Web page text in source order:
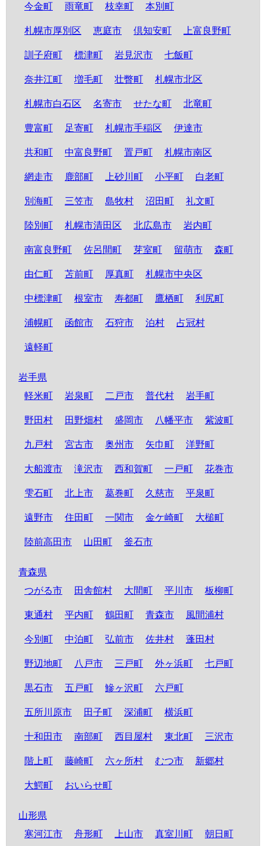
今金町 雨竜町 枝幸町 本別町
札幌市厚別区 恵庭市 倶知安町 上富良野町
訓子府町 標津町 岩見沢市 七飯町
奈井江町 増毛町 壮瞥町 札幌市北区
札幌市白石区 名寄市 せたな町 北竜町
豊富町 足寄町 札幌市手稲区 伊達市
共和町 中富良野町 置戸町 札幌市南区
網走市 鹿部町 上砂川町 小平町 白老町
別海町 三笠市 島牧村 沼田町 礼文町
陸別町 札幌市清田区 北広島市 岩内町
南富良野町 佐呂間町 芽室町 留萌市 森町
由仁町 苫前町 厚真町 札幌市中央区
中標津町 根室市 寿都町 鷹栖町 利尻町
浦幌町 函館市 石狩市 泊村 占冠村
遠軽町
岩手県
軽米町
岩泉町 二戸市 普代村 岩手町
野田村 田野畑村 盛岡市 八幡平市 紫波町
九戸村 宮古市 奥州市 矢巾町 洋野町
大船渡市 滝沢市 西和賀町 一戸町 花巻市
雫石町 北上市 葛巻町 久慈市 平泉町
遠野市 住田町 一関市 金ケ崎町 大槌町
陸前高田市 山田町 釜石市
青森県
つがる市
田舎館村 大間町 平川市 板柳町
東通村 平内町 鶴田町 青森市 風間浦村
今別町 中泊町 弘前市 佐井村 蓬田村
野辺地町 八戸市 三戸町 外ヶ浜町 七戸町
黒石市 五戸町 鰺ヶ沢町 六戸町
五所川原市 田子町 深浦町 横浜町
十和田市 南部町 西目屋村 東北町 三沢市
階上町 藤崎町 六ヶ所村 むつ市 新郷村
大鰐町 おいらせ町
山形県
寒河江市
舟形町 上山市 真室川町 朝日町